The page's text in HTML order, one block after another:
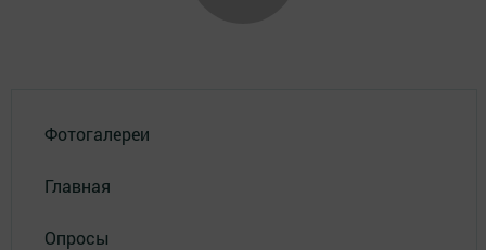
Фотогалереи
Главная
Опросы